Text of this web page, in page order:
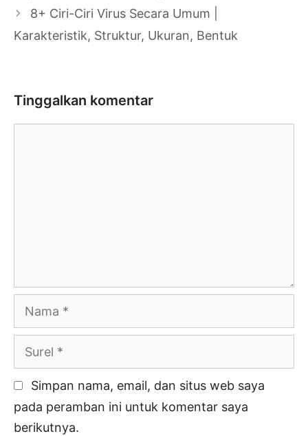
8+ Ciri-Ciri Virus Secara Umum |
Karakteristik, Struktur, Ukuran, Bentuk
Tinggalkan komentar
Nama
Surel
Simpan nama, email, dan situs web saya
pada peramban ini untuk komentar saya
berikutnya.